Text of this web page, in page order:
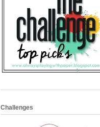
Challenges